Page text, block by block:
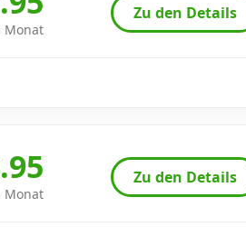
Monat
Zu den Details
Monat
Zu den Details